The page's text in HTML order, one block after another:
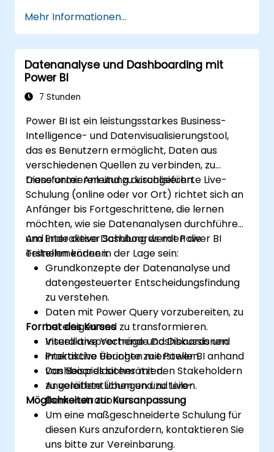
Mehr Informationen...
Datenanalyse und Dashboarding mit
Power BI
7 Stunden
Power BI ist ein leistungsstarkes Business-
Intelligence- und Datenvisualisierungstool,
das es Benutzern ermöglicht, Daten aus
verschiedenen Quellen zu verbinden, zu
transformieren und zu visualisieren.
Diese unter Anleitung durchgeführte Live-
Schulung (online oder vor Ort) richtet sich an
Anfänger bis Fortgeschrittene, die lernen
möchten, wie sie Datenanalysen durchführen
und interaktive Dashboards mit Power BI
erstellen können.
Am Ende dieser Schulung werden die
Teilnehmenden in der Lage sein:
Grundkonzepte der Datenanalyse und
datengesteuerter Entscheidungsfindung
zu verstehen.
Daten mit Power Query vorzubereiten, zu
bereinigen und zu transformieren.
Visuell ansprechende Dashboards und
interaktive Berichte zu erstellen.
Dashboards sicher mit den Stakeholdern
zu veröffentlichen und zu teilen.
Format des Kurses
Interaktive Vorträge und Diskussionen.
Praktische Übungen mit Power BI anhand
von Beispieldatensätzen.
Angeleitete Übungen und Live-
Demonstrationen.
Möglichkeiten zur Kursanpassung
Um eine maßgeschneiderte Schulung für
diesen Kurs anzufordern, kontaktieren Sie
uns bitte zur Vereinbarung.